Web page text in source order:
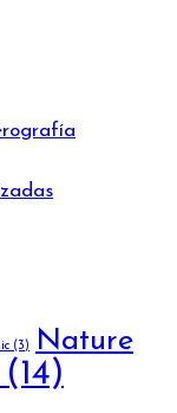
(3)
Nature
(14)